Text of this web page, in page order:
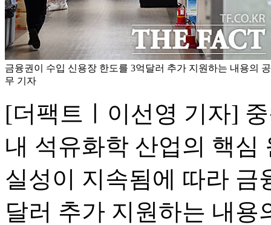
금융권이 수입 신용장 한도를 3억달러 추가 지원하는 내용의
무 기자
[더팩트ㅣ이선영 기자]
내 석유화학 산업의 핵심
실성이 지속됨에 따라 금
달러 추가 지원하는 내용